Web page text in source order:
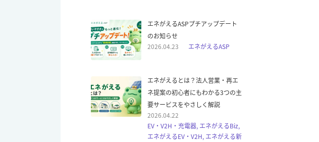
エネがえるASPプチアップデート
のお知らせ
2026.04.23
エネがえるASP
エネがえるとは？法人営業・再エ
ネ提案の初心者にもわかる3つの主
要サービスをやさしく解説
2026.04.22
EV・V2H・充電器, エネがえるBiz,
エネがえるEV・V2H, エネがえる新